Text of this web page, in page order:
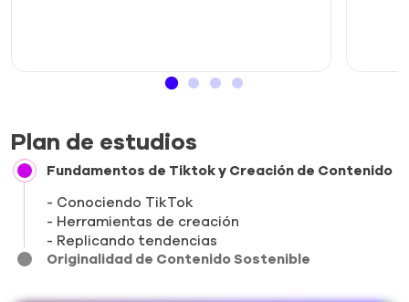
Plan de estudios
Fundamentos de Tiktok y Creación de Contenido
Conociendo TikTok
Herramientas de creación
Replicando tendencias
Originalidad de Contenido Sostenible